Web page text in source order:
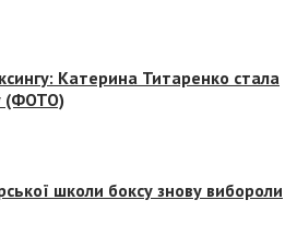
Катерина Титаренко стала
(ФОТО)
школи боксу знову вибороли